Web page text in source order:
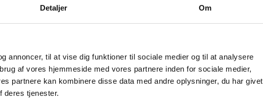
Detaljer Om
annoncer, til at vise dig funktioner til sociale medier og til at analysere
af vores hjemmeside med vores partnere inden for sociale medier,
partnere kan kombinere disse data med andre oplysninger, du har givet
deres tjenester.